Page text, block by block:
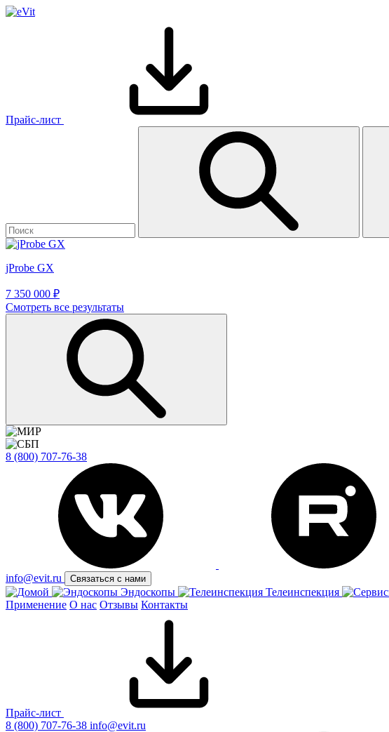
Прайс-лист
jProbe GX
7 350 000 ₽
Смотреть все результаты
8 (800) 707-76-38
info@evit.ru Связаться с нами
Эндоскопы Телеинспекция
Применение О нас Отзывы Контакты
Прайс-лист
8 (800) 707-76-38 info@evit.ru